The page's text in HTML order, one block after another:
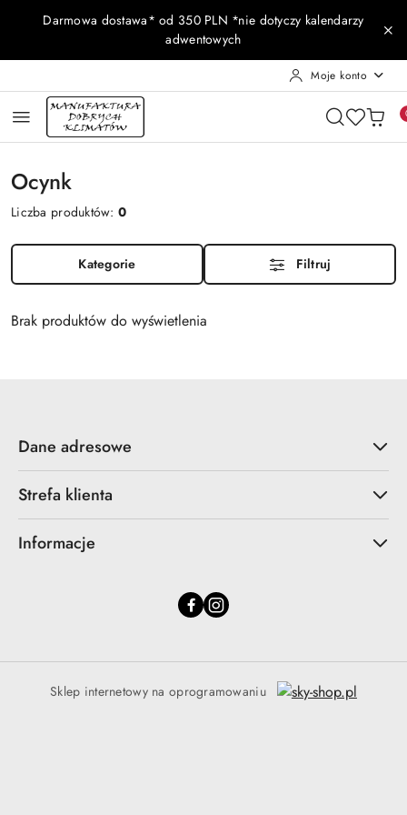
Przejdź do treści głównej
Przejdź do wyszukiwarki
Przejdź do moje konto
Przejdź do menu głównego
Przejdź do stopki
Darmowa dostawa* od 350 PLN *nie dotyczy kalendarzy
adwentowych
Moje konto
Ocynk
Liczba produktów:0
Kategorie Filtruj
Brak produktów do wyświetlenia
Dane adresowe
Strefa klienta
Informacje
Sklep internetowy na oprogramowaniu